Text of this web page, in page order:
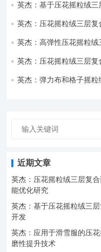
英杰：基于压花摇粒绒
英杰：压花摇粒绒三层
英杰：高弹性压花摇粒
英杰：压花摇粒绒三层
英杰：弹力布和格子摇
近期文章
英杰：压花摇粒绒三层复
能优化研究
英杰：基于压花摇粒绒三
开发
英杰：应用于滑雪服的压
磨性提升技术